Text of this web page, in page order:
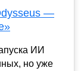
—
ИИ
но уже